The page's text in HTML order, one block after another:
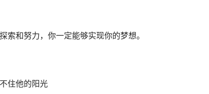
和努力，你一定能够实现你的梦想。
住他的阳光